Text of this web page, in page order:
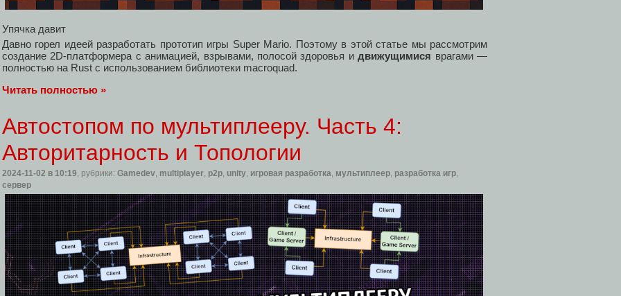
Упячка давит
Давно горел идеей разработать прототип игры Super Mario. Поэтому в этой статье мы рассмотрим
создание 2D-платформера с анимацией, взрывами, полосой здоровья идвижущимися врагами —
полностью на Rust с использованием библиотеки macroquad.
Читать полностью »
Автостопом по мультиплееру. Часть 4:
Авторитарность и Топологии
2024-11-02 в 10:19, рубрики: Gamedev, multiplayer, p2p, unity, игровая разработка, мультиплеер, разработка игр,
сервер